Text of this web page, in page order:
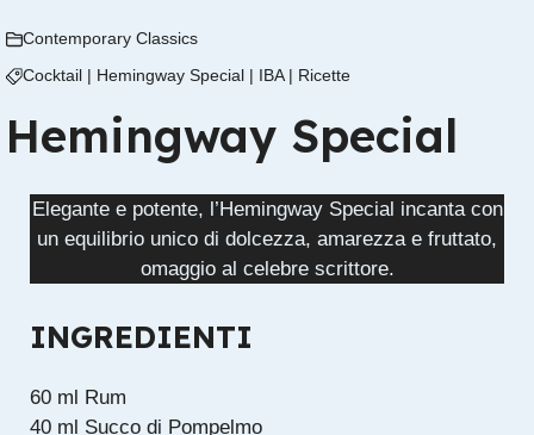
Contemporary Classics
Cocktail | Hemingway Special | IBA| Ricette
Hemingway Special
Elegante e potente, l’Hemingway Special incanta con
un equilibrio unico di dolcezza, amarezza e fruttato,
omaggio al celebre scrittore.
INGREDIENTI
60 ml Rum
40 ml Succo di Pompelmo